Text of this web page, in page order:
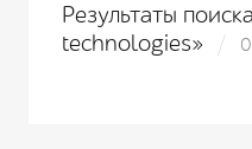
Результаты
technologies»